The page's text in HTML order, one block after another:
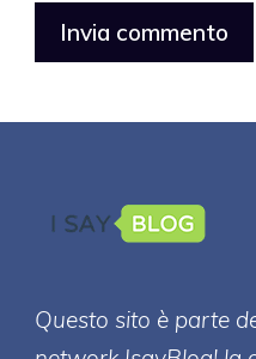
Questo sito è parte